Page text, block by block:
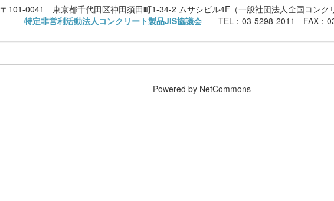
〒101-0041 東京都千代田区神田須田町1-34-2 ムサシビル4F（一般社団法人全国コンク
特定非営利活動法人コンクリート製品JIS協議会 TEL：03-5298-2011 FAX：
Powered by NetCommons